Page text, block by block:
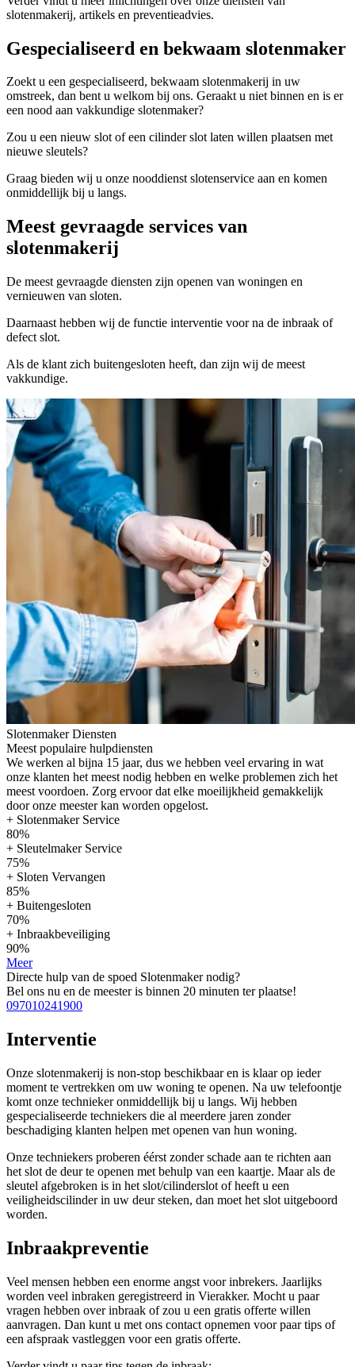
slotenmakerij, artikels en preventieadvies.
Gespecialiseerd en bekwaam slotenmaker
Zoekt u een gespecialiseerd, bekwaam slotenmakerij in uw
omstreek, dan bent u welkom bij ons. Geraakt u niet binnen en is er
een nood aan vakkundige slotenmaker?
Zou u een nieuw slot of een cilinder slot laten willen plaatsen met
nieuwe sleutels?
Graag bieden wij u onze nooddienst slotenservice aan en komen
onmiddellijk bij u langs.
Meest gevraagde services van
slotenmakerij
De meest gevraagde diensten zijn openen van woningen en
vernieuwen van sloten.
Daarnaast hebben wij de functie interventie voor na de inbraak of
defect slot.
Als de klant zich buitengesloten heeft, dan zijn wij de meest
vakkundige.
Slotenmaker Diensten
Meest populaire hulpdiensten
We werken al bijna 15 jaar, dus we hebben veel ervaring in wat
onze klanten het meest nodig hebben en welke problemen zich het
meest voordoen. Zorg ervoor dat elke moeilijkheid gemakkelijk
door onze meester kan worden opgelost.
+ Slotenmaker Service
80%
+ Sleutelmaker Service
75%
+ Sloten Vervangen
85%
+ Buitengesloten
70%
+ Inbraakbeveiliging
90%
Meer
Directe hulp van de spoed Slotenmaker nodig?
Bel ons nu en de meester is binnen 20 minuten ter plaatse!
097010241900
Interventie
Onze slotenmakerij is non-stop beschikbaar en is klaar op ieder
moment te vertrekken om uw woning te openen. Na uw telefoontje
komt onze technieker onmiddellijk bij u langs. Wij hebben
gespecialiseerde techniekers die al meerdere jaren zonder
beschadiging klanten helpen met openen van hun woning.
Onze techniekers proberen éérst zonder schade aan te richten aan
het slot de deur te openen met behulp van een kaartje. Maar als de
sleutel afgebroken is in het slot/cilinderslot of heeft u een
veiligheidscilinder in uw deur steken, dan moet het slot uitgeboord
worden.
Inbraakpreventie
Veel mensen hebben een enorme angst voor inbrekers. Jaarlijks
worden veel inbraken geregistreerd in Vierakker. Mocht u paar
vragen hebben over inbraak of zou u een gratis offerte willen
aanvragen. Dan kunt u met ons contact opnemen voor paar tips of
een afspraak vastleggen voor een gratis offerte.